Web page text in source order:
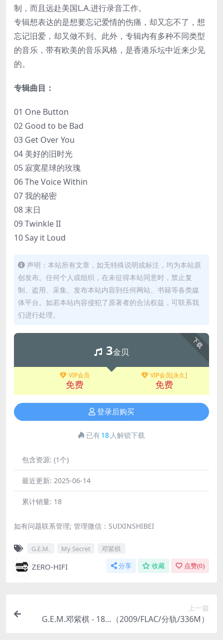
制，而且远赴美国L.A.进行录音工作。
专辑想表达的是想要忘记爱情的伤痛，却又忘不了，想
忘记旧爱，却又做不到。此外，专辑内有多种不同类型
的音乐，带有欧美的音乐风格，是香港乐坛中近来少见
的。
专辑曲目：
01 One Button
02 Good to be Bad
03 Get Over You
04 美好的旧时光
05 寂寞星球的玫瑰
06 The Voice Within
07 我的秘密
08 末日
09 Twinkle II
10 Say it Loud
声明：本站所有文章，如无特殊说明或标注，均为本站原
创发布。任何个人或组织，在未征得本站同意时，禁止复
制、盗用、采集、发布本站内容到任何网站、书籍等各类媒
体平台。如若本站内容侵犯了原著者的合法权益，可联系我
们进行处理。
下载
3金贝
VIP会员
免费
VIP会员[永久]
免费
登录后购买
已有18 人解锁下载
包含资源: (1个)
最近更新: 2025-06-14
累计销量: 18
如有问题联系管理; 管理微信：SUIXINSHIBEI
G.E.M. My Secret 邓紫棋
ZERO-HIFI 分享 收藏 点赞(0)
上一篇
G.E.M.邓紫棋 - 18…（2009/FLAC/分轨/336M）